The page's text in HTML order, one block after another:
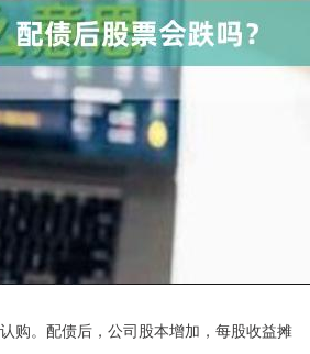
购。配债后，公司股本增加，每股收益摊